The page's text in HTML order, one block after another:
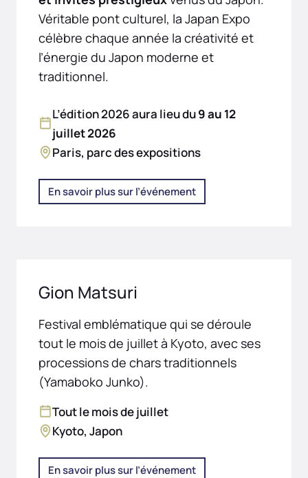
Véritable pont culturel, la Japan Expo
célèbre chaque année la créativité et
l’énergie du Japon moderne et
traditionnel.
L’édition 2026 aura lieu du9 au 12
juillet 2026
Paris, parc des expositions
En savoir plus sur l’événement
Gion Matsuri
Festival emblématique qui se déroule
tout le mois de juillet à Kyoto, avec ses
processions de chars traditionnels
(Yamaboko Junko).
Tout le mois de juillet
Kyoto, Japon
En savoir plus sur l’événement